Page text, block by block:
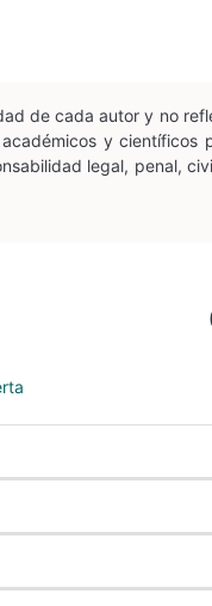
de cada autor y no
y científicos
legal, penal,